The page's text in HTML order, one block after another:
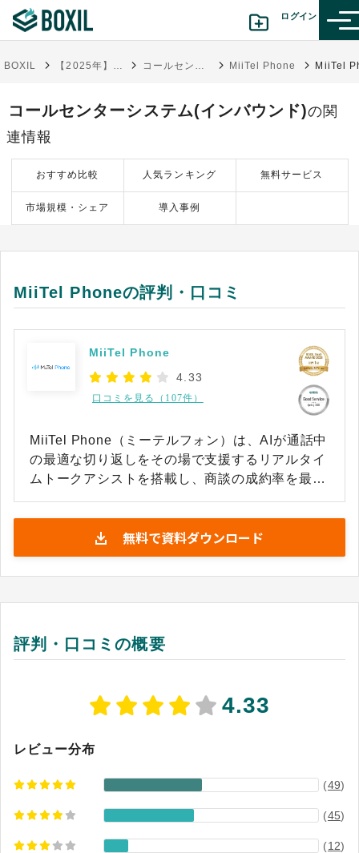
ログイン
診断から探す(β版)
記事から探す
BOXILの使い方ガイド
BOXIL 【2025年】コールセンターシステム比較24選！タイプと選び方 コールセンターシステム(インバウンド) MiiTel Phone
コールセンターシステム(インバウンド)の関
連情報
おすすめ比較 人気ランキング 無料サービス
市場規模・シェア 導入事例
MiiTel Phoneの評判・口コミ
MiiTel Phone
4.33
口コミを見る（107件）
MiiTel Phone（ミーテルフォン）は、AIが通話中
の最適な切り返しをその場で支援するリアルタイ
ムトークアシストを搭載し、商談の成約率を最大
ラットフォームです。 全通話の録音と自動文字起
こしができるほか、CRMとも自動連携し顧客対応
を一元管理することが可能です。これによりトッ
プ営業のトークを可視化して組織へ横展開し、チ
無料で資料ダウンロード
評判・口コミの概要
4.33
レビュー分布
(49)
(45)
(12)